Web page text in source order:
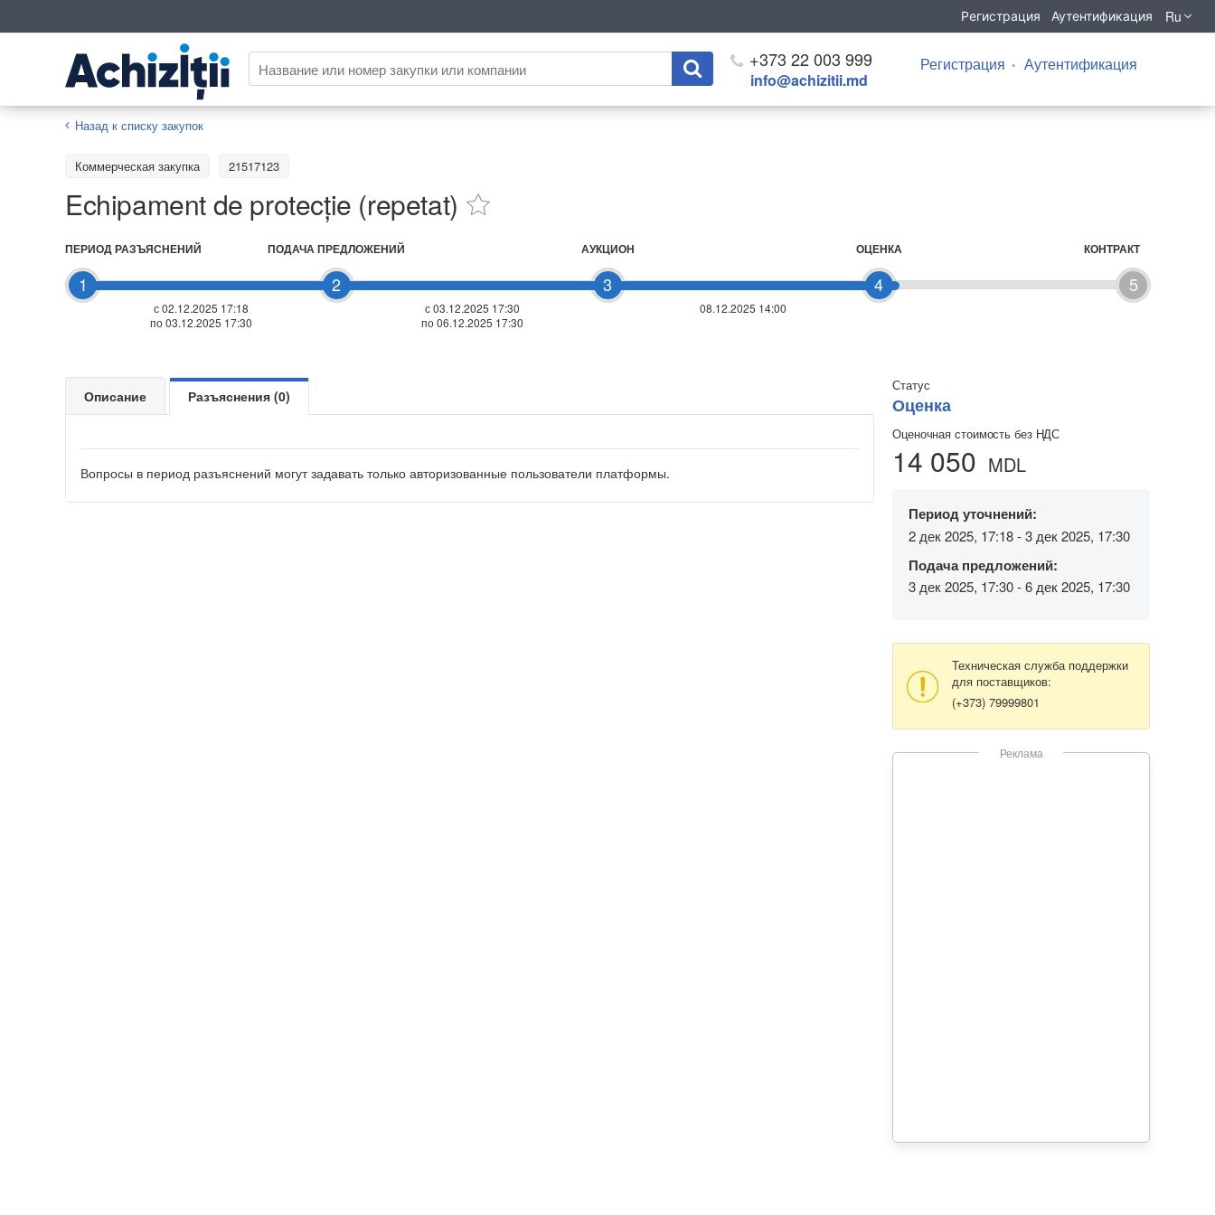
Регистрация Аутентификация Ru
+373 22 003 999
info@achizitii.md
Регистрация Аутентификация
Назад к списку закупок
Коммерческая закупка 21517123
Echipament de protecție (repetat)
1
ПЕРИОД РАЗЪЯСНЕНИЙ
с 02.12.2025 17:18
по 03.12.2025 17:30
2
ПОДАЧА ПРЕДЛОЖЕНИЙ
с 03.12.2025 17:30
по 06.12.2025 17:30
3
АУКЦИОН
08.12.2025 14:00
4
ОЦЕНКА
5
КОНТРАКТ
Статус
Оценка
Оценочная стоимость без НДС
14 050 MDL
Период уточнений:
2 дек 2025, 17:18 - 3 дек 2025, 17:30
Подача предложений:
3 дек 2025, 17:30 - 6 дек 2025, 17:30
Техническая служба поддержки
для поставщиков:
(+373) 79999801
Реклама
Описание Разъяснения (0)
Вопросы в период разъяснений могут задавать только авторизованные пользователи платформы.